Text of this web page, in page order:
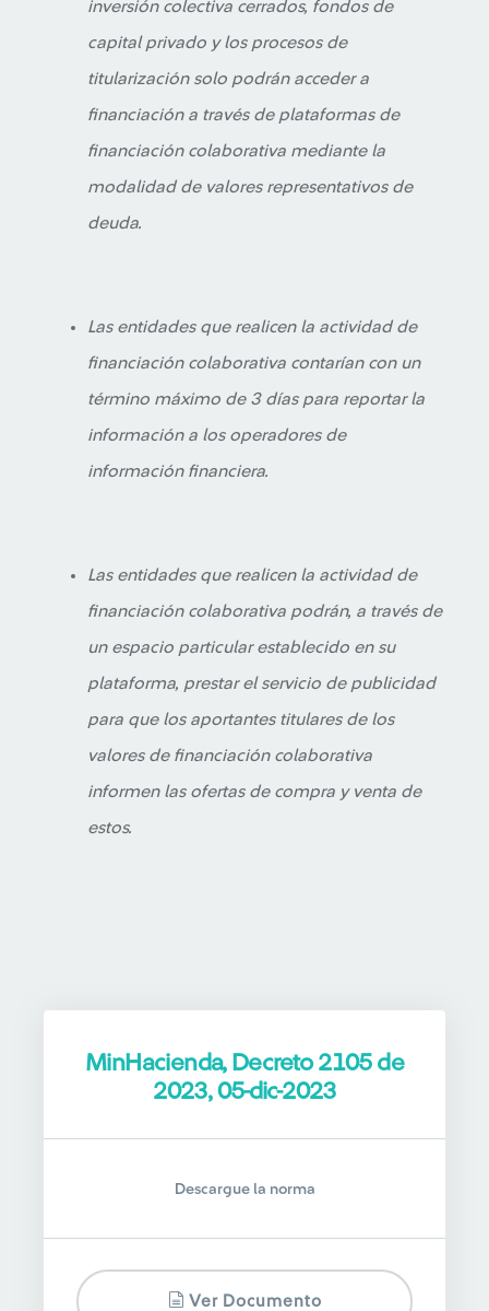
inversión colectiva cerrados, fondos de
capital privado y los procesos de
titularización solo podrán acceder a
financiación a través de plataformas de
financiación colaborativa mediante la
modalidad de valores representativos de
deuda.
Las entidades que realicen la actividad de
financiación colaborativa contarían con un
término máximo de 3 días para reportar la
información a los operadores de
información financiera.
Las entidades que realicen la actividad de
financiación colaborativa podrán, a través de
un espacio particular establecido en su
plataforma, prestar el servicio de publicidad
para que los aportantes titulares de los
valores de financiación colaborativa
informen las ofertas de compra y venta de
estos.
MinHacienda, Decreto 2105 de
2023, 05-dic-2023
Descargue la norma
Ver Documento